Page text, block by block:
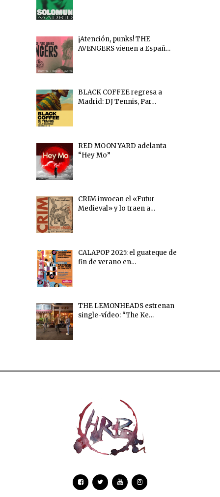
¡Atención, punks! THE
AVENGERS vienen a Españ…
BLACK COFFEE regresa a
Madrid: DJ Tennis, Par…
RED MOON YARD adelanta
“Hey Mo”
CRIM invocan el «Futur
Medieval» y lo traen a…
CALAPOP 2025: el guateque de
fin de verano en…
THE LEMONHEADS estrenan
single-vídeo: “The Ke…